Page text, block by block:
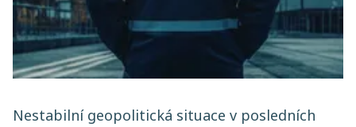
Nestabilní geopolitická situace v posledních